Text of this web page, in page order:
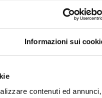
Informazioni sui
contenuti ed annunci,